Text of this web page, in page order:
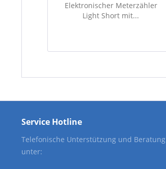
Elektronischer Meterzähler
Light Short mit...
Service Hotline
Telefonische Unterstützung und Beratung
unter: